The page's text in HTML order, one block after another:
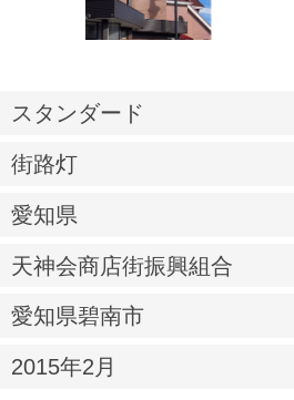
スタンダード
街路灯
愛知県
天神会商店街振興組合
愛知県碧南市
2015年2月